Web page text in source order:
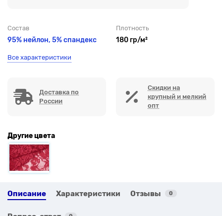
Состав
95% нейлон, 5% спандекс
Плотность
180 гр/м²
Все характеристики
Доставка по
России
Скидки на
крупный и мелкий
опт
Другие цвета
Описание Характеристики Отзывы 0